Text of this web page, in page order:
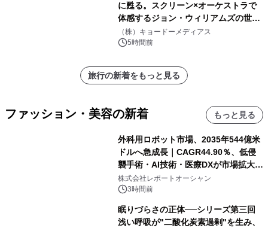
に甦る。スクリーン×オーケストラで
体感するジョン・ウィリアムズの世
界。ジョン・ウィリアムズ：シネマ・
スペクタキュラー・コンサート 開催決
（株）キョードーメディアス
5時間前
旅行の新着をもっと見る
ファッション・美容の新着 もっと見る
外科用ロボット市場、2035年544億米
ドルへ急成長｜CAGR44.90％、低侵
襲手術・AI技術・医療DXが市場拡大を
牽引
株式会社レポートオーシャン
3時間前
眠りづらさの正体──シリーズ第三回
浅い呼吸が"二酸化炭素過剰"を生み、